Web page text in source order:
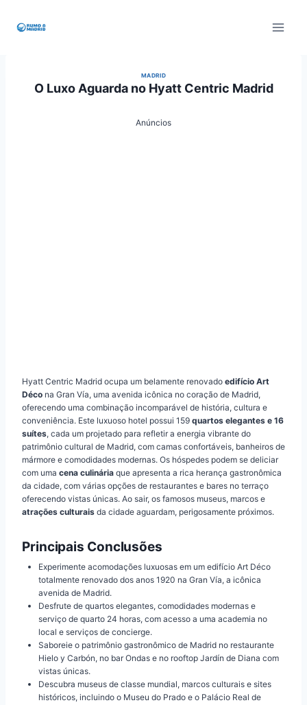
MADRID
O Luxo Aguarda no Hyatt Centric Madrid
Anúncios
Hyatt Centric Madrid ocupa um belamente renovado edifício Art
Déco na Gran Vía, uma avenida icônica no coração de Madrid,
oferecendo uma combinação incomparável de história, cultura e
conveniência. Este luxuoso hotel possui 159 quartos elegantes e 16
suítes, cada um projetado para refletir a energia vibrante do
patrimônio cultural de Madrid, com camas confortáveis, banheiros de
mármore e comodidades modernas. Os hóspedes podem se deliciar
com uma cena culinária que apresenta a rica herança gastronômica
da cidade, com várias opções de restaurantes e bares no terraço
oferecendo vistas únicas. Ao sair, os famosos museus, marcos e
atrações culturais da cidade aguardam, perigosamente próximos.
Principais Conclusões
Experimente acomodações luxuosas em um edifício Art Déco
totalmente renovado dos anos 1920 na Gran Vía, a icônica
avenida de Madrid.
Desfrute de quartos elegantes, comodidades modernas e
serviço de quarto 24 horas, com acesso a uma academia no
local e serviços de concierge.
Saboreie o patrimônio gastronômico de Madrid no restaurante
Hielo y Carbón, no bar Ondas e no rooftop Jardín de Diana com
vistas únicas.
Descubra museus de classe mundial, marcos culturais e sites
históricos, incluindo o Museu do Prado e o Palácio Real de